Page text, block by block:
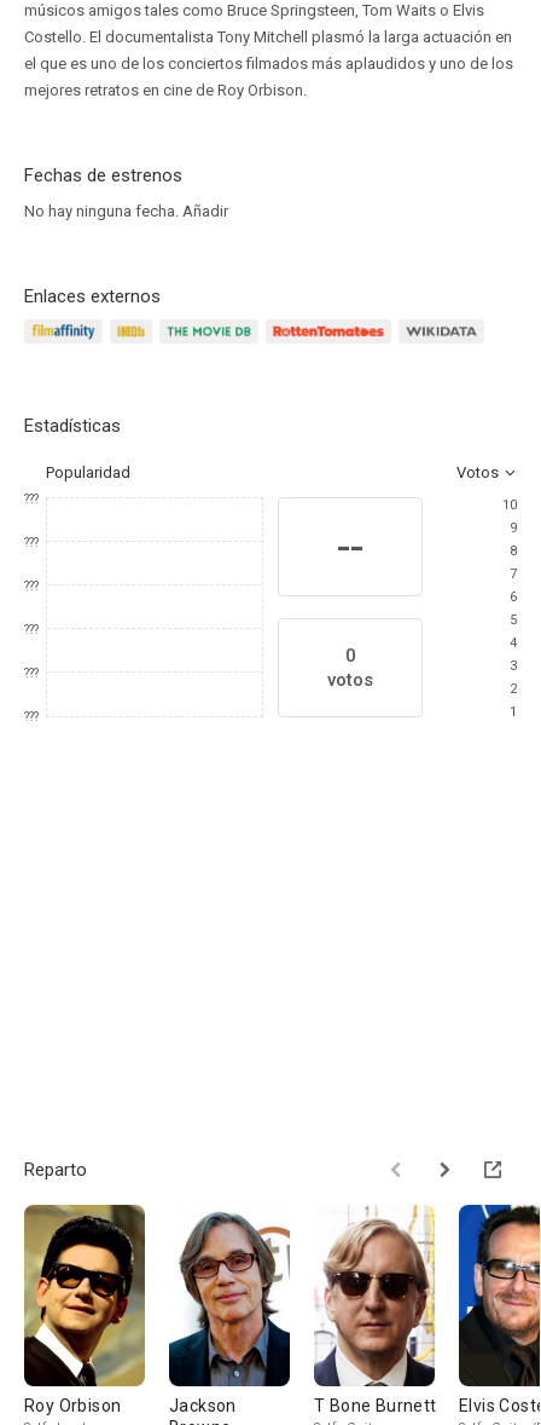
músicos amigos tales como Bruce Springsteen, Tom Waits o Elvis
Costello. El documentalista Tony Mitchell plasmó la larga actuación en
el que es uno de los conciertos filmados más aplaudidos y uno de los
mejores retratos en cine de Roy Orbison.
Fechas de estrenos
No hay ninguna fecha. Añadir
Enlaces externos
Estadísticas
Popularidad Votos
???
???
???
???
???
???
--
0
votos
10
9
8
7
6
5
4
3
2
1
Reparto
Roy Orbison
Jackson
T Bone Burnett Elvis